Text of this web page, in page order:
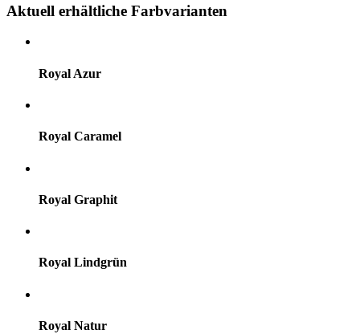
Aktuell erhältliche Farbvarianten
Royal Azur
Royal Caramel
Royal Graphit
Royal Lindgrün
Royal Natur